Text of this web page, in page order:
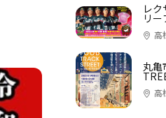
レ
リ
5月高
丸亀
高